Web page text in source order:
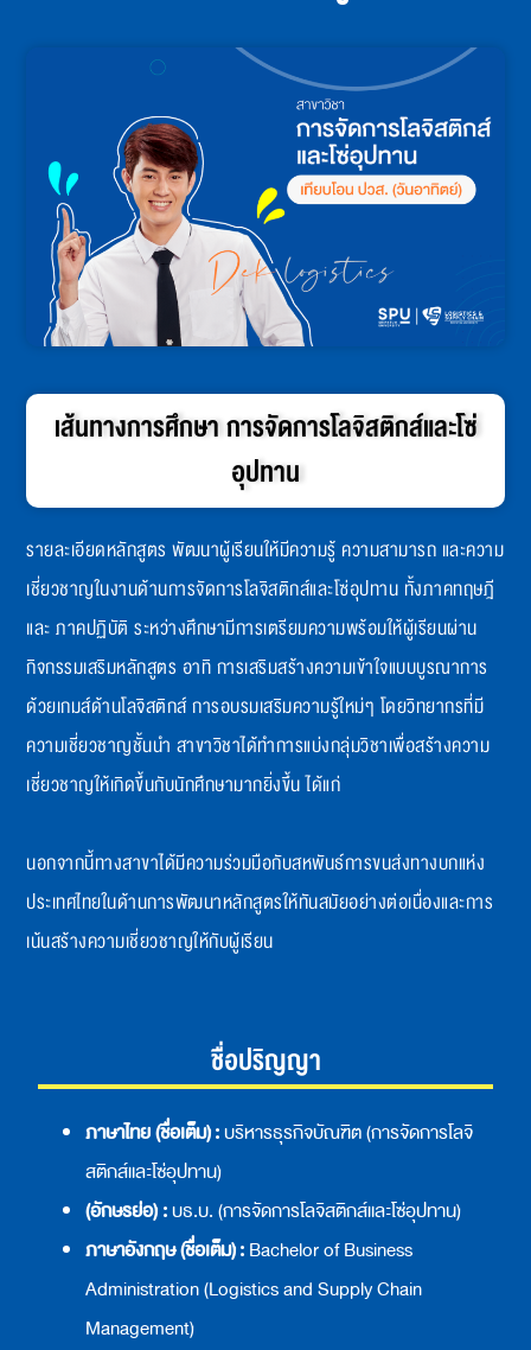
เส้นทางการศึกษา การจัดการโลจิสติกส์และโซ่
อุปทาน
รายละเอียดหลักสูตร พัฒนาผู้เรียนให้มีความรู้ ความสามารถ และความ
เชี่ยวชาญในงานด้านการจัดการโลจิสติกส์และโซ่อุปทาน ทั้งภาคทฤษฎี
และ ภาคปฏิบัติ ระหว่างศึกษามีการเตรียมความพร้อมให้ผู้เรียนผ่าน
กิจกรรมเสริมหลักสูตร อาทิ การเสริมสร้างความเข้าใจแบบบูรณาการ
ด้วยเกมส์ด้านโลจิสติกส์ การอบรมเสริมความรู้ใหม่ๆ โดยวิทยากรที่มี
ความเชี่ยวชาญชั้นนำ สาขาวิชาได้ทำการแบ่งกลุ่มวิชาเพื่อสร้างความ
เชี่ยวชาญให้เกิดขึ้นกับนักศึกษามากยิ่งขึ้น ได้แก่
นอกจากนี้ทางสาขาได้มีความร่วมมือกับสหพันธ์การขนส่งทางบกแห่ง
ประเทศไทยในด้านการพัฒนาหลักสูตรให้ทันสมัยอย่างต่อเนื่องและการ
เน้นสร้างความเชี่ยวชาญให้กับผู้เรียน
ชื่อปริญญา
ภาษาไทย (ชื่อเต็ม) :บริหารธุรกิจบัณฑิต (การจัดการโลจิ
สติกส์และโซ่อุปทาน)
(อักษรย่อ) :บธ.บ. (การจัดการโลจิสติกส์และโซ่อุปทาน)
ภาษาอังกฤษ (ชื่อเต็ม) : Bachelor of Business
Administration (Logistics and Supply Chain
Management)